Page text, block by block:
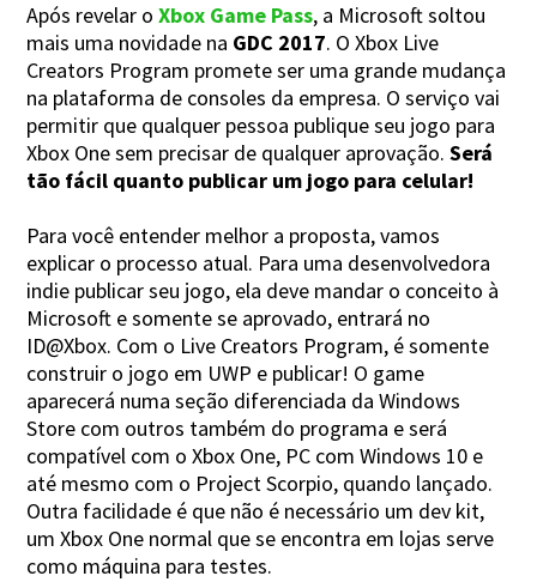
Após revelar oXbox Game Pass, a Microsoft soltou
mais uma novidade na GDC 2017. O Xbox Live
Creators Program promete ser uma grande mudança
na plataforma de consoles da empresa. O serviço vai
permitir que qualquer pessoa publique seu jogo para
Xbox One sem precisar de qualquer aprovação.Será
tão fácil quanto publicar um jogo para celular!
Para você entender melhor a proposta, vamos
explicar o processo atual. Para uma desenvolvedora
indie publicar seu jogo, ela deve mandar o conceito à
Microsoft e somente se aprovado, entrará no
ID@Xbox. Com o Live Creators Program, é somente
construir o jogo em UWP e publicar! O game
aparecerá numa seção diferenciada da Windows
Store com outros também do programa e será
compatível com o Xbox One, PC com Windows 10 e
até mesmo com o Project Scorpio, quando lançado.
Outra facilidade é que não é necessário um dev kit,
um Xbox One normal que se encontra em lojas serve
como máquina para testes.